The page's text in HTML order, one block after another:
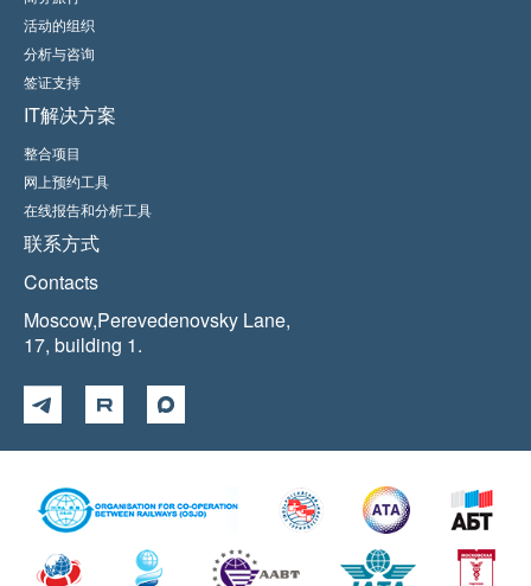
活动的组织
分析与咨询
签证支持
IT解决方案
整合项目
网上预约工具
在线报告和分析工具
联系方式
Contacts
Moscow,Perevedenovsky Lane,
17, building 1.